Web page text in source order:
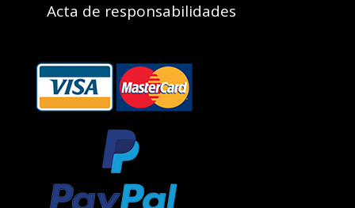
Acta de responsabilidades